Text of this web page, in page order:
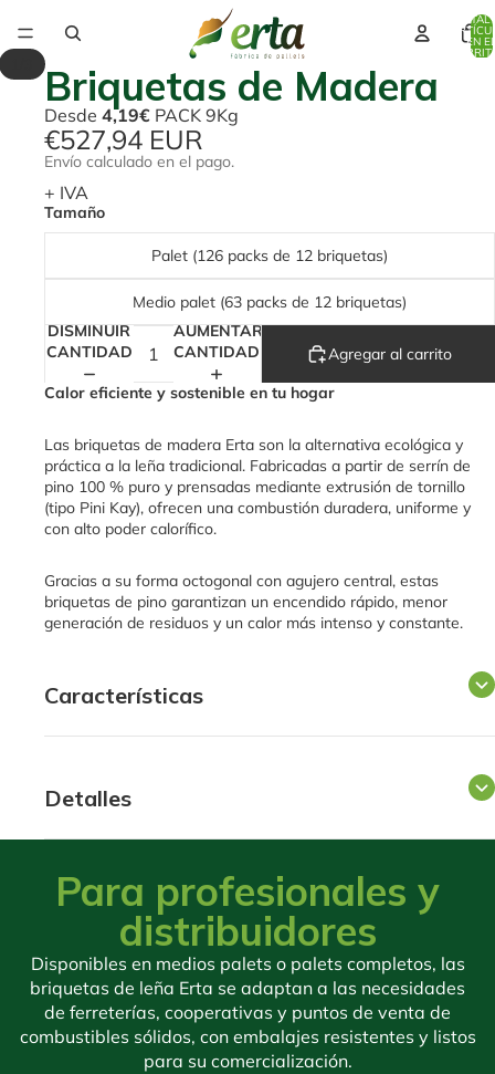
TOTAL
EN EL
Briquetas de Madera
Desde 4,19€ PACK 9Kg
€527,94 EUR
Envío calculado en el pago.
+ IVA
Tamaño
Palet (126 packs de 12 briquetas)
Medio palet (63 packs de 12 briquetas)
DISMINUIR
CANTIDAD
AUMENTAR
CANTIDAD
Agregar al carrito
Calor eficiente y sostenible en tu hogar
Las briquetas de madera Erta son la alternativa ecológica y
práctica a la leña tradicional. Fabricadas a partir de serrín de
pino 100 % puro y prensadas mediante extrusión de tornillo
(tipo Pini Kay), ofrecen una combustión duradera, uniforme y
con alto poder calorífico.
Gracias a su forma octogonal con agujero central, estas
briquetas de pino garantizan un encendido rápido, menor
generación de residuos y un calor más intenso y constante.
Características
Detalles
Para profesionales y
distribuidores
Disponibles en medios palets o palets completos, las
briquetas de leña Erta se adaptan a las necesidades
de ferreterías, cooperativas y puntos de venta de
combustibles sólidos, con embalajes resistentes y listos
para su comercialización.